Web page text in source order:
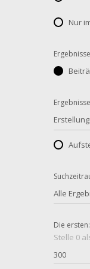
Nur
Alle
Die ersten:
Stelle 0